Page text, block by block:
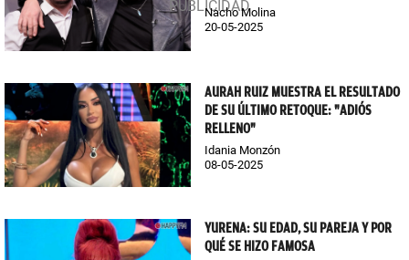
Nacho Molina
20-05-2025
AURAH RUIZ MUESTRA EL RESULTADO
DE SU ÚLTIMO RETOQUE: "ADIÓS
RELLENO"
Idania Monzón
08-05-2025
YURENA: SU EDAD, SU PAREJA Y POR
QUÉ SE HIZO FAMOSA